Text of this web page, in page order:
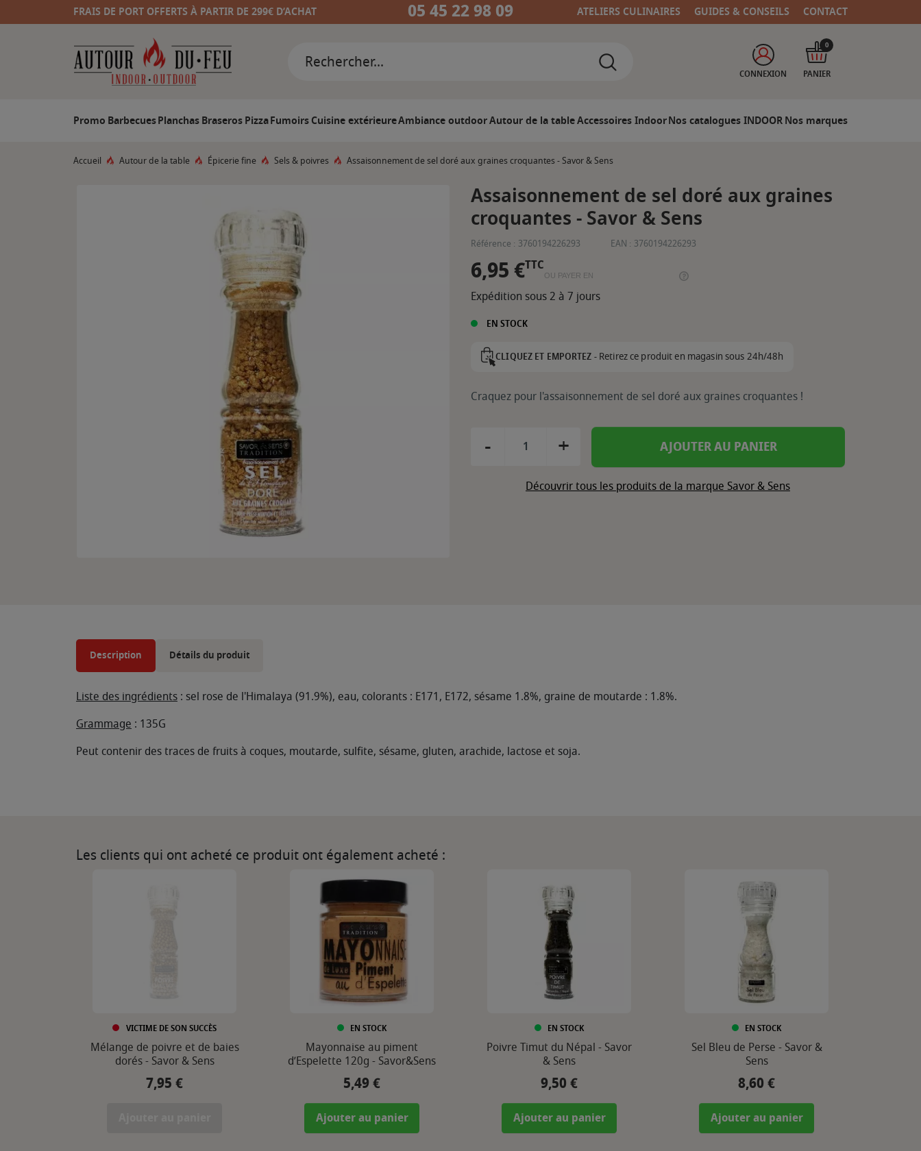
FRAIS DE PORT OFFERTS À PARTIR DE 299€ D’ACHAT 05 45 22 98 09 ATELIERS CULINAIRES GUIDES & CONSEILS CONTACT
CONNEXION PANIER
0
Promo BarbecuesPlanchasBraserosPizzaFumoirsCuisine extérieureAmbiance outdoorAutour de la tableAccessoires IndoorNos catalogues INDOORNos marques
Accueil Autour de la table Épicerie fine Sels & poivres Assaisonnement de sel doré aux graines croquantes - Savor & Sens
Assaisonnement de sel doré aux graines
croquantes - Savor & Sens
Référence : 3760194226293 EAN : 3760194226293
6,95 €TTC
OU PAYER EN
Expédition sous 2 à 7 jours
EN STOCK
CLIQUEZ ET EMPORTEZ -Retirez ce produit en magasin sous 24h/48h
Craquez pour l'assaisonnement de sel doré aux graines croquantes !
- + AJOUTER AU PANIER
Découvrir tous les produits de la marque Savor & Sens
Description Détails du produit
Liste des ingrédients : sel rose de l'Himalaya (91.9%), eau, colorants : E171, E172, sésame 1.8%, graine de moutarde : 1.8%.
Grammage : 135G
Peut contenir des traces de fruits à coques, moutarde, sulfite, sésame, gluten, arachide, lactose et soja.
Les clients qui ont acheté ce produit ont également acheté :
VICTIME DE SON SUCCÈS
Mélange de poivre et de baies
dorés - Savor & Sens
Prix
7,95 €
EN STOCK
Mayonnaise au piment
d’Espelette 120g - Savor&Sens
Prix
5,49 €
Ajouter au panier
EN STOCK
Poivre Timut du Népal - Savor
& Sens
Prix
9,50 €
Ajouter au panier
EN STOCK
Sel Bleu de Perse - Savor &
Sens
Prix
8,60 €
Ajouter au panier